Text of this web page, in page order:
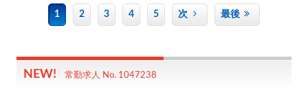
1 2 3 4 5 次 最後
常勤求人 No. 1047238